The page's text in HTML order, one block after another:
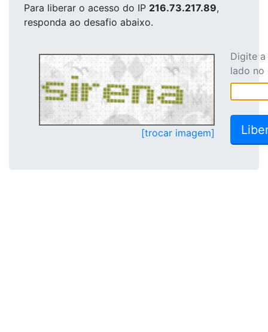
Para liberar o acesso do IP 216.73.217.89,
responda ao desafio abaixo.
[trocar imagem]
Digite
lado no